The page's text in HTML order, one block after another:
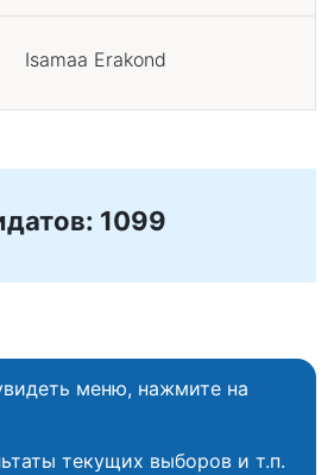
Isamaa Erakond
1099
меню, нажмите на
текущих выборов и т.п.